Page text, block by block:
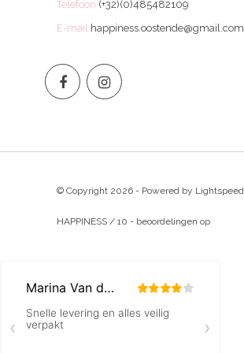
Telefoon (+32)(0)485482109
E-mail happiness.oostende@gmail.com
© Copyright 2026 - Powered by Lightspeed
HAPPINESS / 10 - beoordelingen op